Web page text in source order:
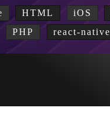
HTML iOS
PHP
react-native